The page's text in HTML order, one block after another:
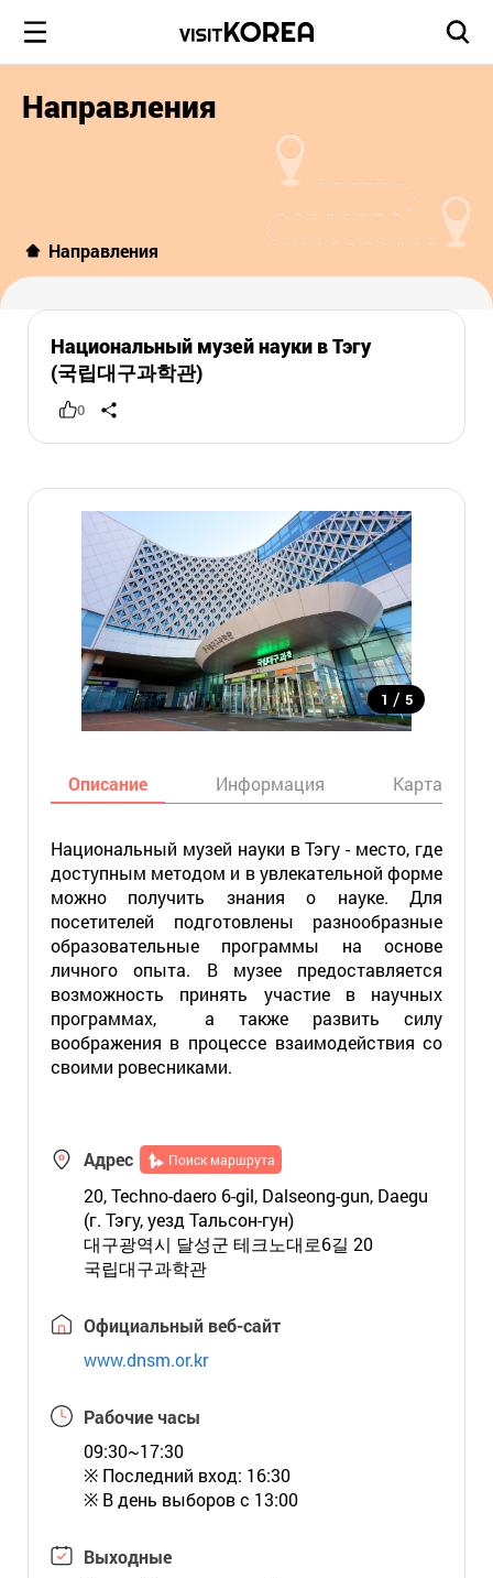
Направления
Направления
Национальный музей науки в Тэгу
(국립대구과학관)
0
1 / 5
Описание Информация Карта
Национальный музей науки в Тэгу - место, где
доступным методом и в увлекательной форме
можно получить знания о науке. Для
посетителей подготовлены разнообразные
образовательные программы на основе
личного опыта. В музее предоставляется
возможность принять участие в научных
программах, а также развить силу
воображения в процессе взаимодействия со
своими ровесниками.
Адрес Поиск маршрута
20, Techno-daero 6-gil, Dalseong-gun, Daegu
(г. Тэгу, уезд Тальсон-гун)
대구광역시 달성군 테크노대로6길 20
국립대구과학관
Официальный веб-сайт
www.dnsm.or.kr
Рабочие часы
09:30~17:30
※ Последний вход: 16:30
※ В день выборов с 13:00
Выходные